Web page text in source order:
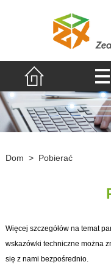
Dom > Pobierać
Więcej szczegółów na temat
wskazówki techniczne można
się z nami bezpośrednio.